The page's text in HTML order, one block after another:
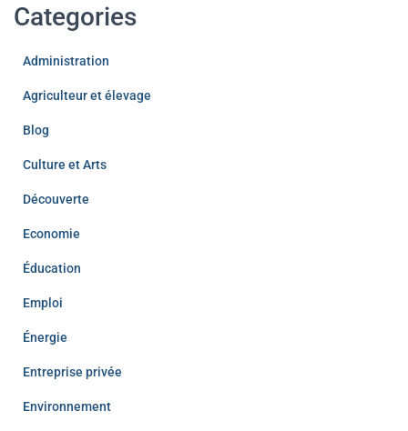
Categories
Administration
Agriculteur et élevage
Blog
Culture et Arts
Découverte
Economie
Éducation
Emploi
Énergie
Entreprise privée
Environnement